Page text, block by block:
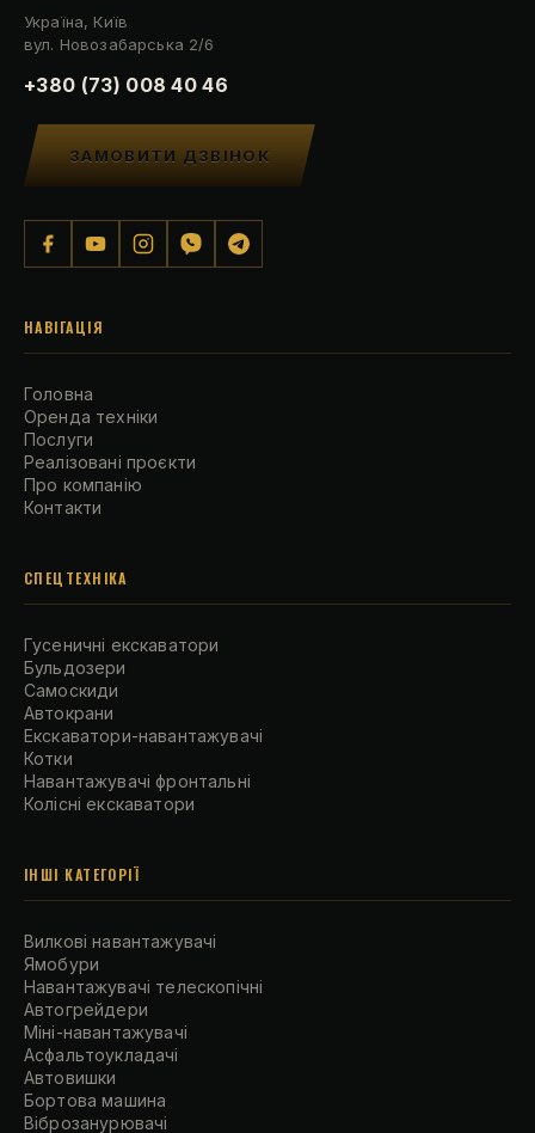
Україна, Київ
вул. Новозабарська 2/6
+380 (73) 008 40 46
ЗАМОВИТИ ДЗВІНОК
НАВІГАЦІЯ
Головна
Оренда техніки
Послуги
Реалізовані проєкти
Про компанію
Контакти
СПЕЦТЕХНІКА
Гусеничні екскаватори
Бульдозери
Самоскиди
Автокрани
Екскаватори-навантажувачі
Котки
Навантажувачі фронтальні
Колісні екскаватори
ІНШІ КАТЕГОРІЇ
Вилкові навантажувачі
Ямобури
Навантажувачі телескопічні
Автогрейдери
Міні-навантажувачі
Асфальтоукладачі
Автовишки
Бортова машина
Віброзанурювачі